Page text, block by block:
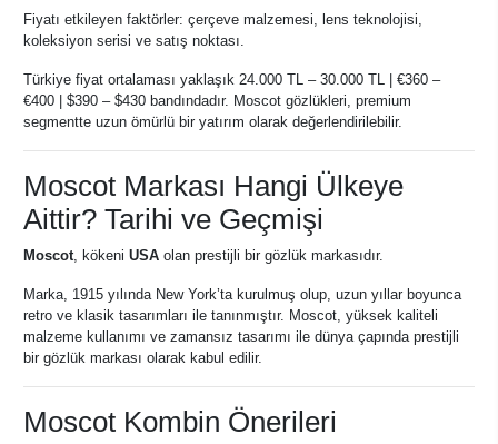
Fiyatı etkileyen faktörler: çerçeve malzemesi, lens teknolojisi,
koleksiyon serisi ve satış noktası.
Türkiye fiyat ortalaması yaklaşık 24.000 TL – 30.000 TL | €360 –
€400 | $390 – $430 bandındadır. Moscot gözlükleri, premium
segmentte uzun ömürlü bir yatırım olarak değerlendirilebilir.
Moscot Markası Hangi Ülkeye
Aittir? Tarihi ve Geçmişi
Moscot , kökeni USA olan prestijli bir gözlük markasıdır.
Marka, 1915 yılında New York’ta kurulmuş olup, uzun yıllar boyunca
retro ve klasik tasarımları ile tanınmıştır. Moscot, yüksek kaliteli
malzeme kullanımı ve zamansız tasarımı ile dünya çapında prestijli
bir gözlük markası olarak kabul edilir.
Moscot Kombin Önerileri